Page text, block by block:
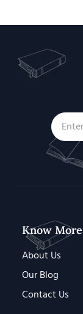
Know More
About Us
Our Blog
Contact Us